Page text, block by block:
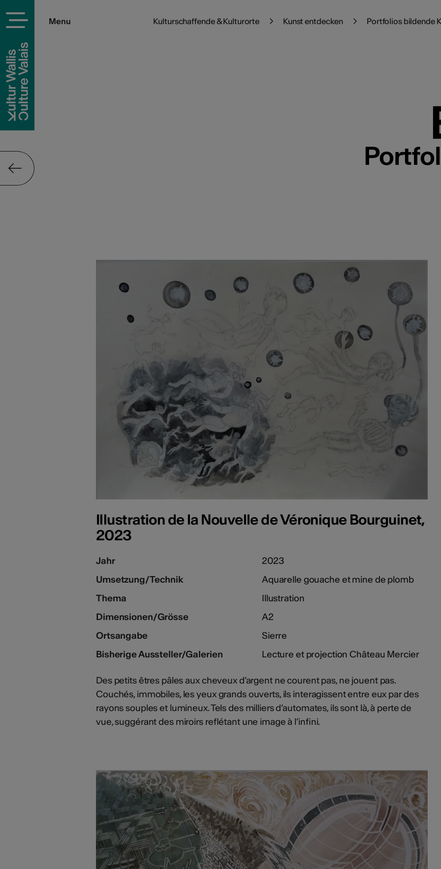
Menu Kulturschaffende & Kulturorte Kunst entdecken Portfolios bildende
Illustration de la Nouvelle de Véronique Bourguinet,
2023
Jahr
2023
Umsetzung/Technik
Aquarelle gouache et mine de plomb
Thema
Illustration
Dimensionen/Grösse
A2
Ortsangabe
Sierre
Bisherige Aussteller/Galerien
Lecture et projection Château Mercier
Des petits êtres pâles aux cheveux d’argent ne courent pas, ne jouent pas.
Couchés, immobiles, les yeux grands ouverts, ils interagissent entre eux par des
rayons souples et lumineux. Tels des milliers d’automates, ils sont là, à perte de
vue, suggérant des miroirs reflétant une image à l’infini.